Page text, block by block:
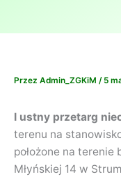
Przez Admin_ZGKiM / 5
I ustny przetarg
terenu na
położone na terenie
Młyńskiej 14 w